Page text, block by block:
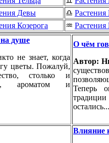
Девы ♎ Растения
Козерога ♒ Растения
на душе
не знает, когда
цветы. Пожалуй,
столько и
ароматом и
О чём
Автор:
Теперь
остались...
Влияние